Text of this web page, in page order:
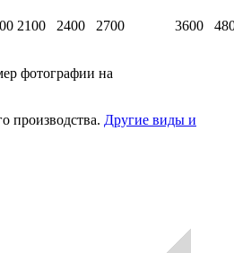
2100 2400 2700 3600
фотографии на
производства. Другие виды и